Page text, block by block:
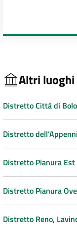
Altri
Distretto Città di
Distretto
Distretto Pianura Est
Distretto Pianura
Distretto Reno,